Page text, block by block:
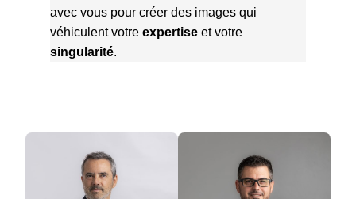
avec vous pour créer des images qui
véhiculent votre expertiseet votre
singularité.